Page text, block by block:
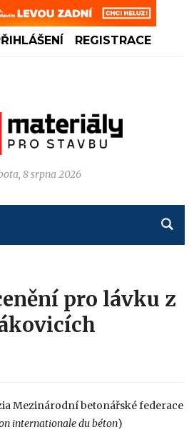
REGISTRACE
8 srpna 2026
pro lávku z
Mezinárodní betonářské federace
internationale du béton)